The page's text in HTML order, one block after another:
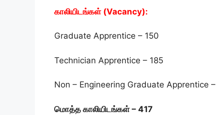
காலியிடங்கள் (Vacancy):
Graduate Apprentice – 150
Technician Apprentice – 185
Non – Engineering Graduate Apprentice
மொத்த காலியிடங்கள் – 417